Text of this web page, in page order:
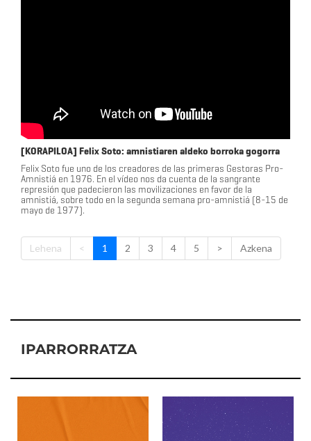
[KORAPILOA] Felix Soto: amnistiaren aldeko borroka gogorra
Felix Soto fue uno de los creadores de las primeras Gestoras Pro-
Amnistiá en 1976. En el vídeo nos da cuenta de la sangrante
represión que padecieron las movilizaciones en favor de la
amnistiá, sobre todo en la segunda semana pro-amnistiá (8-15 de
mayo de 1977).
Lehena < 1 2 3 4 5 > Azkena
IPARRORRATZA